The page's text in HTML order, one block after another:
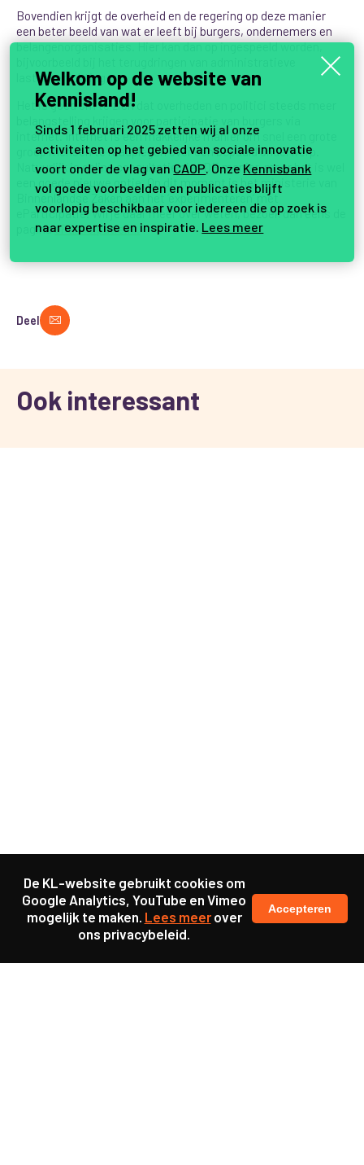
Bovendien krijgt de overheid en de regering op deze manier
een beter beeld van wat er leeft bij burgers, ondernemers en
belangenorganisaties. Hier kan dan op ingespeeld worden,
lastenverlichting.
Het is goed om te zien dat overheden en politici steeds meer
internet. Internet is een makkelijke manier om snel een grote
groep mensen te raadplegen over een bepaald onderwerp.
Natuurlijk is online consultatie niet DE manier, maar het is wel
een goede nieuwe optie. Op dit moment is het ministerie van
Binnenlandse Zaken aan het ‘experimenteren’ met
eParticipatie. Wil je daar meer over weten, bezoek dan eens de
paginaeParticipatie.nl.
Deel
Ook interessant
Welkom op de website van
Kennisland!
Sinds 1 februari 2025 zetten wij al onze
activiteiten op het gebied van sociale innovatie
voort onder de vlag van CAOP. Onze Kennisbank
vol goede voorbeelden en publicaties blijft
voorlopig beschikbaar voor iedereen die op zoek is
naar expertise en inspiratie. Lees meer
De KL-website gebruikt cookies om
Google Analytics, YouTube en Vimeo
mogelijk te maken. Lees meerover
ons privacybeleid.
Accepteren